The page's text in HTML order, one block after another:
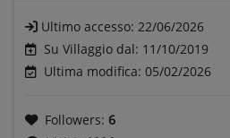
Ultimo accesso: 22/06/2026
Su Villaggio dal: 11/10/2019
Ultima modifica: 05/02/2026
Followers: 6